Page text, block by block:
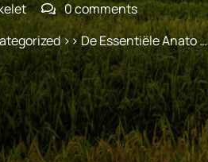
0 comments
>> De Essentiële Anato …